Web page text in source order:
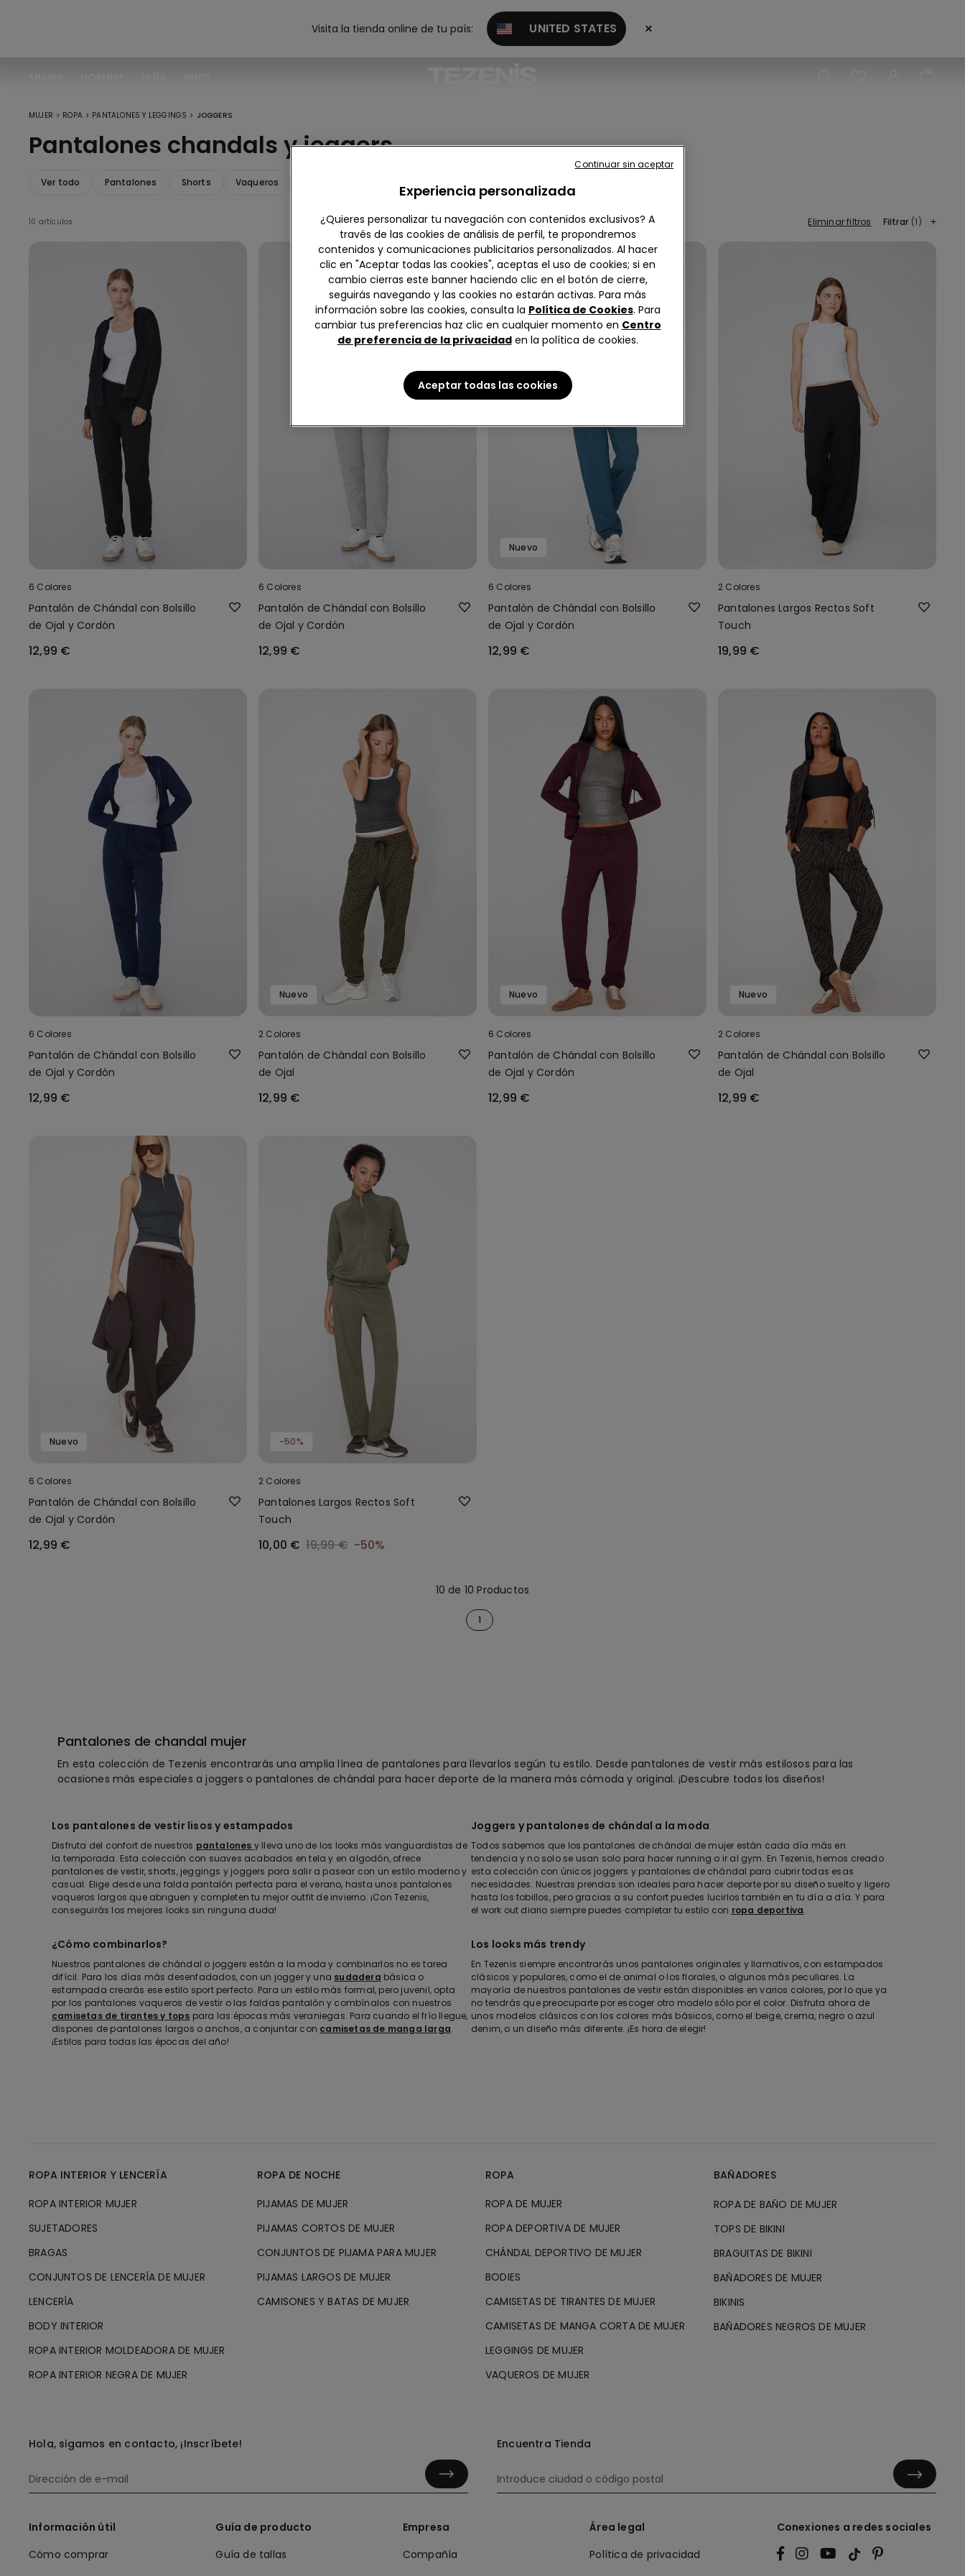
Visita la tienda online de tu país: UNITED STATES ×
MUJER > ROPA > PANTALONES Y LEGGINGS > JOGGERS
Pantalones chandals y joggers
Ver todo Pantalones Shorts Vaqueros
10 artículos Eliminar filtros Filtrar (1)
6 Colores
Pantalón de Chándal con Bolsillo
de Ojal y Cordón
12,99 €
6 Colores
Pantalón de Chándal con Bolsillo
de Ojal y Cordón
12,99 €
Nuevo
6 Colores
Pantalón de Chándal con Bolsillo
de Ojal y Cordón
12,99 €
2 Colores
Pantalones Largos Rectos Soft
Touch
19,99 €
6 Colores
Pantalón de Chándal con Bolsillo
de Ojal y Cordón
12,99 €
Nuevo
2 Colores
Pantalón de Chándal con Bolsillo
de Ojal
12,99 €
Nuevo
6 Colores
Pantalón de Chándal con Bolsillo
de Ojal y Cordón
12,99 €
Nuevo
2 Colores
Pantalón de Chándal con Bolsillo
de Ojal
12,99 €
Nuevo
6 Colores
Pantalón de Chándal con Bolsillo
de Ojal y Cordón
12,99 €
-50%
2 Colores
Pantalones Largos Rectos Soft
Touch
10,00 € 19,99 € -50%
10 de 10 Productos
1
Pantalones de chandal mujer
En esta colección de Tezenis encontrarás una amplia línea de pantalones para llevarlos según tu estilo. Desde pantalones de vestir más estilosos para las
ocasiones más especiales a joggers o pantalones de chándal para hacer deporte de la manera más cómoda y original. ¡Descubre todos los diseños!
Los pantalones de vestir lisos y estampados
Disfruta del confort de nuestros pantalones y lleva uno de los looks más vanguardistas de
la temporada. Esta colección con suaves acabados en tela y en algodón, ofrece
pantalones de vestir, shorts, jeggings y joggers para salir a pasear con un estilo moderno y
casual. Elige desde una falda pantalón perfecta para el verano, hasta unos pantalones
vaqueros largos que abriguen y completen tu mejor outfit de invierno. ¡Con Tezenis,
conseguirás los mejores looks sin ninguna duda!
Joggers y pantalones de chándal a la moda
Todos sabemos que los pantalones de chándal de mujer están cada día más en
tendencia y no solo se usan solo para hacer running o ir al gym. En Tezenis, hemos creado
esta colección con únicos joggers y pantalones de chándal para cubrir todas esas
necesidades. Nuestras prendas son ideales para hacer deporte por su diseño suelto y ligero
hasta los tobillos, pero gracias a su confort puedes lucirlos también en tu día a día. Y para
el work out diario siempre puedes completar tu estilo con ropa deportiva.
¿Cómo combinarlos?
Nuestros pantalones de chándal o joggers están a la moda y combinarlos no es tarea
difícil. Para los días más desenfadados, con un jogger y una sudadera básica o
estampada crearás ese estilo sport perfecto. Para un estilo más formal, pero juvenil, opta
por los pantalones vaqueros de vestir o las faldas pantalón y combínalos con nuestros
camisetas de tirantes y tops para las épocas más veraniegas. Para cuando el frío llegue,
dispones de pantalones largos o anchos, a conjuntar con camisetas de manga larga.
¡Estilos para todas las épocas del año!
Los looks más trendy
En Tezenis siempre encontrarás unos pantalones originales y llamativos, con estampados
clásicos y populares, como el de animal o los florales, o algunos más peculiares. La
mayoría de nuestros pantalones de vestir están disponibles en varios colores, por lo que ya
no tendrás que preocuparte por escoger otro modelo sólo por el color. Disfruta ahora de
unos modelos clásicos con los colores más básicos, como el beige, crema, negro o azul
denim, o un diseño más diferente. ¡Es hora de elegir!
ROPA INTERIOR Y LENCERÍA
ROPA INTERIOR MUJER
SUJETADORES
BRAGAS
CONJUNTOS DE LENCERÍA DE MUJER
LENCERÍA
BODY INTERIOR
ROPA INTERIOR MOLDEADORA DE MUJER
ROPA INTERIOR NEGRA DE MUJER
ROPA DE NOCHE
PIJAMAS DE MUJER
PIJAMAS CORTOS DE MUJER
CONJUNTOS DE PIJAMA PARA MUJER
PIJAMAS LARGOS DE MUJER
CAMISONES Y BATAS DE MUJER
ROPA
ROPA DE MUJER
ROPA DEPORTIVA DE MUJER
CHÁNDAL DEPORTIVO DE MUJER
BODIES
CAMISETAS DE TIRANTES DE MUJER
CAMISETAS DE MANGA CORTA DE MUJER
LEGGINGS DE MUJER
VAQUEROS DE MUJER
BAÑADORES
ROPA DE BAÑO DE MUJER
TOPS DE BIKINI
BRAGUITAS DE BIKINI
BAÑADORES DE MUJER
BIKINIS
BAÑADORES NEGROS DE MUJER
Hola, sigamos en contacto, ¡Inscríbete! Encuentra Tienda
Información útil
Cómo comprar
Guía de producto
Guía de tallas
Empresa
Compañía
Área legal
Política de privacidad
Conexiones a redes sociales
Experiencia personalizada
¿Quieres personalizar tu navegación con contenidos exclusivos? A
través de las cookies de análisis de perfil, te propondremos
contenidos y comunicaciones publicitarios personalizados. Al hacer
clic en "Aceptar todas las cookies", aceptas el uso de cookies; si en
cambio cierras este banner haciendo clic en el botón de cierre,
seguirás navegando y las cookies no estarán activas. Para más
información sobre las cookies, consulta la Política de Cookies. Para
cambiar tus preferencias haz clic en cualquier momento en Centro
de preferencia de la privacidaden la política de cookies.
Aceptar todas las cookies
Continuar sin aceptar